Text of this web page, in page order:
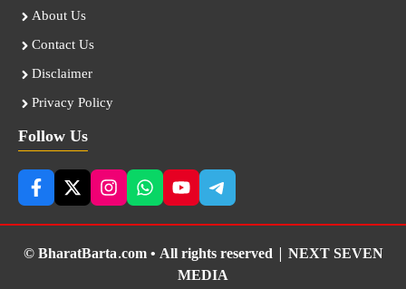
About Us
Contact Us
Disclaimer
Privacy Policy
Follow Us
© BharatBarta.com • All rights reserved | NEXT SEVEN
MEDIA